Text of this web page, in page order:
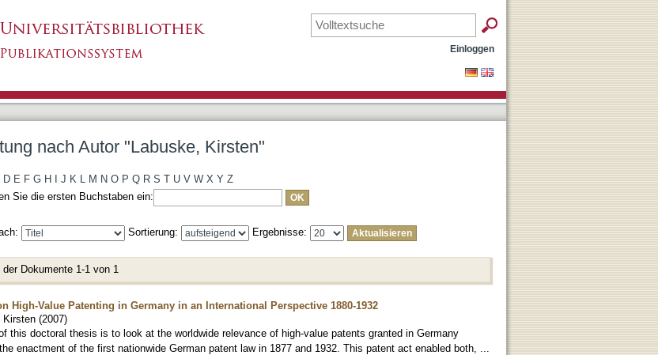
Einloggen
nach Autor "Labuske, Kirsten"
D E F G H J K L M N O P Q R S T U V W X Y Z
Sie die ersten Buchstaben ein:
Sortierung: Ergebnisse:
Dokumente 1-1 von 1
High-Value Patenting in Germany in an International Perspective 1880-1932
Kirsten (2007)
this doctoral thesis is to look at the worldwide relevance of high-value patents granted in Germany
enactment of the first nationwide German patent law in 1877 and 1932. This patent act enabled both, ...